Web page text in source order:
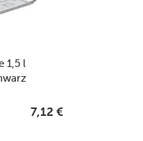
1,5 l
7,12 €